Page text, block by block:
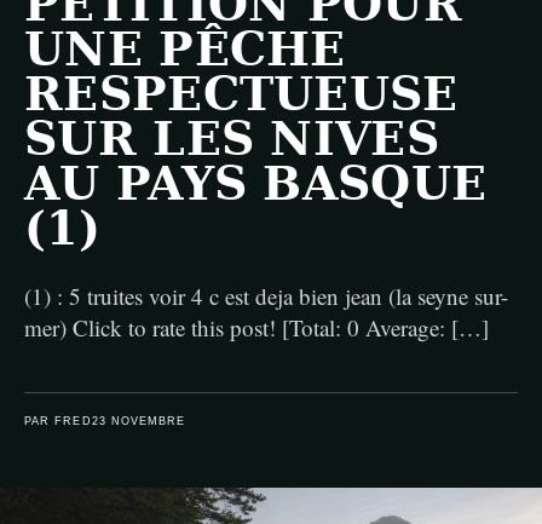
UNE PÊCHE
RESPECTUEUSE
SUR LES NIVES
AU PAYS BASQUE
(1)
(1) : 5 truites voir 4 c est deja bien jean (la seyne sur-
mer) Click to rate this post! [Total: 0 Average: […]
PAR FRED 23 NOVEMBRE